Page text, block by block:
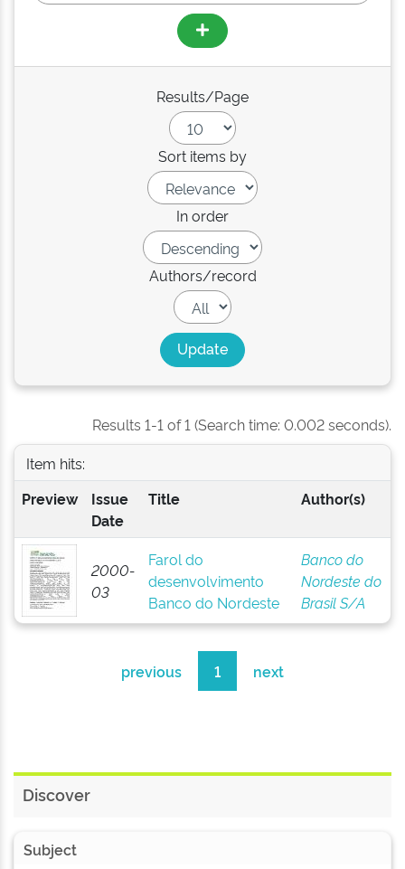
Results/Page
Sort items by
In order
Authors/record
Results 1-1 of 1 (Search time: 0.002 seconds).
Item hits:
Preview
Issue
Date
Title Author(s)
2000-
03
Farol do
desenvolvimento
Banco do Nordeste
Banco do
Nordeste do
Brasil S/A
previous 1 next
Discover
Subject